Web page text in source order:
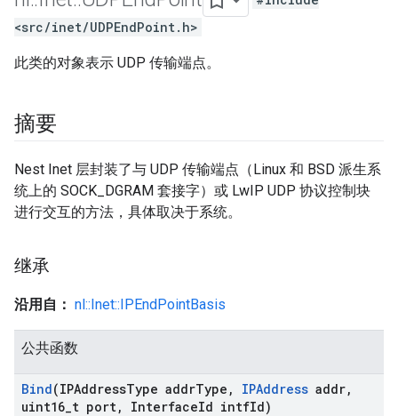
<src/inet/UDPEndPoint.h>
此类的对象表示 UDP 传输端点。
摘要
Nest Inet 层封装了与 UDP 传输端点（Linux 和 BSD 派生系
统上的 SOCK_DGRAM 套接字）或 LwIP UDP 协议控制块
进行交互的方法，具体取决于系统。
继承
沿用自： nl::Inet::IPEndPointBasis
公共函数
Bind(IPAddressType addrType , IPAddress addr,
uint16 t port, InterfaceId intfId)